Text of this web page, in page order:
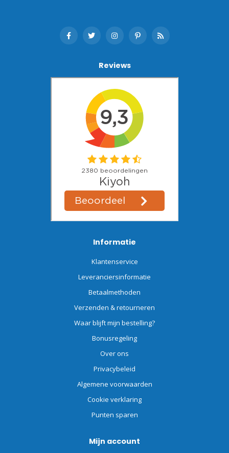
Reviews
Informatie
Klantenservice
Leveranciersinformatie
Betaalmethoden
Verzenden & retourneren
Waar blijft mijn bestelling?
Bonusregeling
Over ons
Privacybeleid
Algemene voorwaarden
Cookie verklaring
Punten sparen
Mijn account